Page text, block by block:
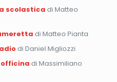
scolastica di Matteo
di Matteo Pianta
di Daniel Migliozzi
di Massimiliano